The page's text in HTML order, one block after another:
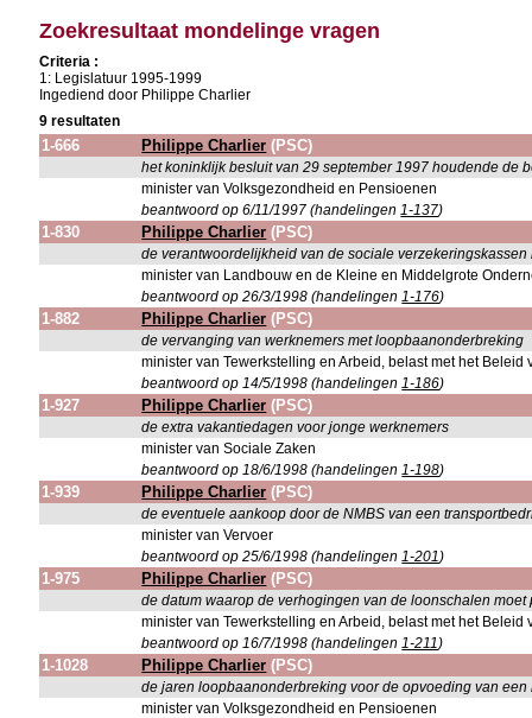
Zoekresultaat mondelinge vragen
Criteria :
1: Legislatuur 1995-1999
Ingediend door Philippe Charlier
9 resultaten
1-666 Philippe Charlier (PSC)
het koninklijk besluit van 29 september 1997 houdende de
minister van Volksgezondheid en Pensioenen
beantwoord op 6/11/1997 (handelingen1-137)
1-830 Philippe Charlier (PSC)
de verantwoordelijkheid van de sociale
minister van Landbouw en de Kleine en Middelgrote
beantwoord op 26/3/1998 (handelingen1-176)
1-882 Philippe Charlier (PSC)
de vervanging van werknemers met loopbaanonderbreking
minister van Tewerkstelling en Arbeid, belast met het
beantwoord op 14/5/1998 (handelingen1-186)
1-927 Philippe Charlier (PSC)
de extra vakantiedagen voor jonge werknemers
minister van Sociale Zaken
beantwoord op 18/6/1998 (handelingen1-198)
1-939 Philippe Charlier (PSC)
de eventuele aankoop door de NMBS van een
minister van Vervoer
beantwoord op 25/6/1998 (handelingen1-201)
1-975 Philippe Charlier (PSC)
de datum waarop de verhogingen van de loonschalen moet
minister van Tewerkstelling en Arbeid, belast met het
beantwoord op 16/7/1998 (handelingen1-211)
1-1028 Philippe Charlier (PSC)
de jaren loopbaanonderbreking voor de opvoeding van
minister van Volksgezondheid en Pensioenen